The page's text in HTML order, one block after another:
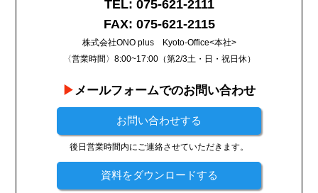
TEL: 075-621-2111
FAX: 075-621-2115
株式会社ONO plus Kyoto-Office<本社>
〈営業時間〉8:00~17:00（第2/3土・日・祝日休）
メールフォームでのお問い合わせ
お問い合わせする
後日営業時間内にご連絡させていただきます。
資料をダウンロードする